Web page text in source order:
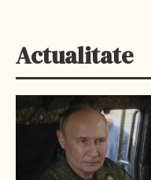
Actualitate